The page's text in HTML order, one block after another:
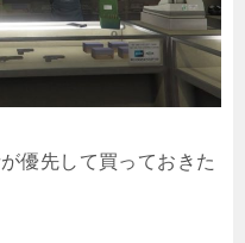
優先して買っておきた